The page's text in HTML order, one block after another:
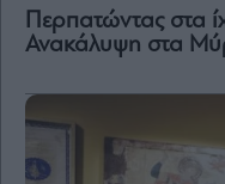
Περπατώντας στα
Ανακάλυψη στα